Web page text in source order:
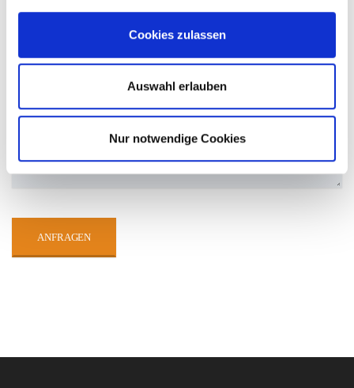
Cookies zulassen
Auswahl erlauben
Nur notwendige Cookies